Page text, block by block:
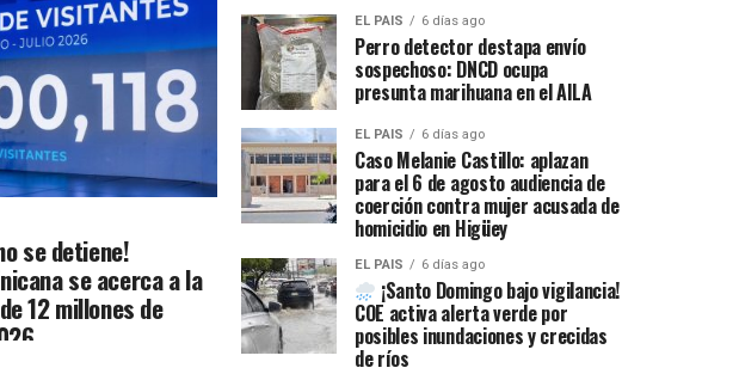
se detiene!
se acerca a la
12 millones de
EL PAIS 6 días ago
Perro detector destapa envío
sospechoso: DNCD ocupa
presunta marihuana en el AILA
EL PAIS 6 días ago
Caso Melanie Castillo: aplazan
para el 6 de agosto audiencia de
coerción contra mujer acusada de
homicidio en Higüey
EL PAIS 6 días ago
¡Santo Domingo bajo vigilancia!
COE activa alerta verde por
posibles inundaciones y crecidas
de ríos